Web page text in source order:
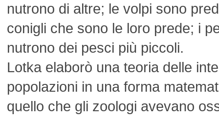
nutrono di altre; le volpi sono
conigli che sono le loro prede; i
nutrono dei pesci più piccoli.
Lotka elaborò una teoria delle
popolazioni in una forma
quello che gli zoologi avevano